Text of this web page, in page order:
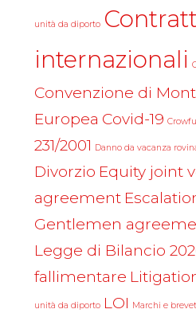
unità da diporto
internazionali
Convenzione di
Europea Covid-19
231/2001 Danno da vacanza
Divorzio Equity joint
agreement
Gentlemen
Legge di Bilancio
fallimentare
unità da diporto LOI Marchi e